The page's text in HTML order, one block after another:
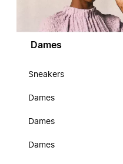
Dames
Sneakers
Dames
Dames
Dames